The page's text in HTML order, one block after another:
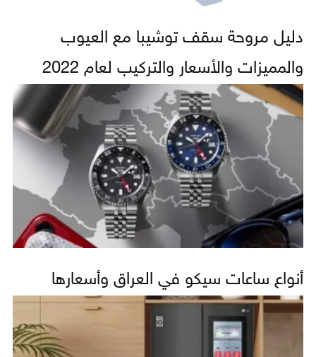
دليل مروحة سقف توشيبا مع العيوب
والمميزات والأسعار والتركيب لعام 2022
أنواع ساعات سيكو في العراق وأسعارها